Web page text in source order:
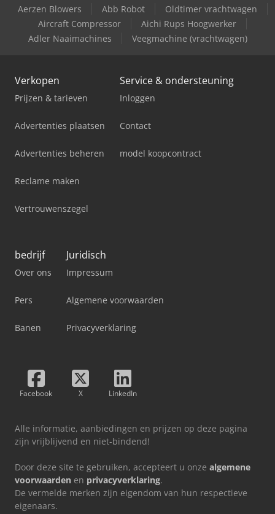
Aerzen Blowers Abb Robot
Oldtimer vrachtwagen
Aircraft Compressor
Aichi Rups Hoogwerker
Adler Naaimachines
Veegmachine (vrachtwagen)
Verkopen
Prijzen & tarieven
Advertenties plaatsen
Advertenties beheren
Reclame maken
Vertrouwenszegel
Service & ondersteuning
Inloggen
Contact
model koopcontract
bedrijf
Over ons
Pers
Banen
Juridisch
Impressum
Algemene voorwaarden
Privacyverklaring
Facebook X LinkedIn
Alle informatie, aanbiedingen en prijzen op deze pagina
zijn vrijblijvend en niet-bindend!
Door deze site te gebruiken, accepteert u onze algemene
voorwaarden en privacyverklaring.
De vermelde merken zijn eigendom van hun respectieve
eigenaars.